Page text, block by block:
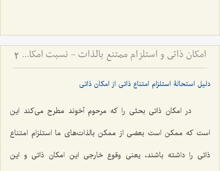
امکان ذاتی و استلزام ممتنع بالذات - نسبت امکان با وجوب و امتناع در فلسفه اسلامی 2
دلیل استحالۀ استلزام امتناع ذاتی از امکان ذاتی
در امکان ذاتى بحثى را که مرحوم آخوند مطرح مى‌کند این
است که ممکن است بعضى از ممکن بالذات‌هاى ما استلزام امتناع
ذاتى را داشته باشند، یعنى وقوع خارجى این امکان ذاتى و این